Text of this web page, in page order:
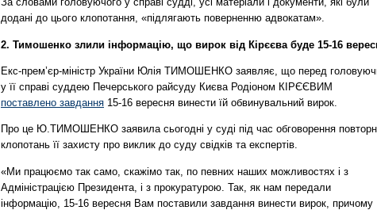
додані до цього клопотання, «підлягають поверненню адвокатам».
2. Тимошенко злили інформацію, що вирок від Кірєєва буде 15-16
Екс-прем’єр-міністр України Юлія ТИМОШЕНКО заявляє, що перед
у її справі суддею Печерського райсуду Києва Родіоном КІРЄЄВИМ
поставлено завдання 15-16 вересня винести їй обвинувальний вирок.
Про це Ю.ТИМОШЕНКО заявила сьогодні у суді під час обговорення
клопотань її захисту про виклик до суду свідків та експертів.
«Ми працюємо так само, скажімо так, по певних наших можливостях і з
Адміністрацією Президента, і з прокуратурою. Так, як нам передали
інформацію, 15-16 вересня Вам поставили завдання винести вирок, причому